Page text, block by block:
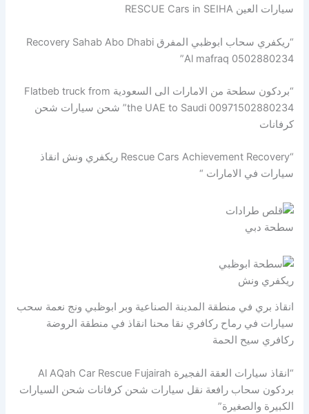
سيارات العين RESCUE Cars in SEIHA
“ريكفري سحاب ابوظبي المفرق Recovery Sahab Abo Dhabi
Al mafraq 0502880234”
“بردكون سطحة من الامارات الى السعودية Flatbeb truck from
the UAE to Saudi 00971502880234” شحن سيارات شحن
كرفانات
“Rescue Cars Achievement Recovery ريكفري ونش انقاذ
سيارات في الامارات “
سطحة دبي
ريكفري ونش
انقاذ بري في منطقة المدينة الصناعية وبر ابوظبي ونج نعمة سحب
سيارات في رماح ركافري نقا محنا انقاذ في منطقة الروضة
ركافري سيح الحمة
“انقاذ سيارات العقة الفجيرة Al AQah Car Rescue Fujairah
بردكون سحاب رافعة نقل سيارات شحن كرفانات شحن السيارات
الكبيرة والصغيرة”